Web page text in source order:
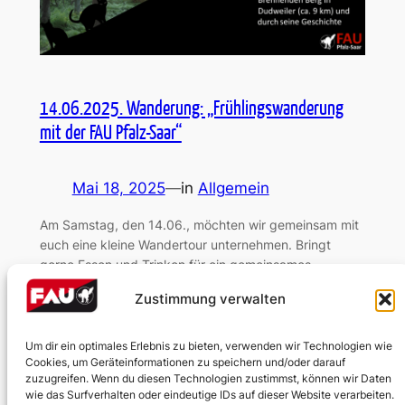
Zustimmung verwalten
Um dir ein optimales Erlebnis zu bieten, verwenden wir Technologien wie
Cookies, um Geräteinformationen zu speichern und/oder darauf
zuzugreifen. Wenn du diesen Technologien zustimmst, können wir Daten
wie das Surfverhalten oder eindeutige IDs auf dieser Website verarbeiten.
14.06.2025. Wanderung: „Frühlingswanderung
mit der FAU Pfalz-Saar“
Mai 18, 2025—in Allgemein
Am Samstag, den 14.06., möchten wir gemeinsam mit
euch eine kleine Wandertour unternehmen. Bringt
gerne Essen und Trinken für ein gemeinsames
Mittagessen mit.